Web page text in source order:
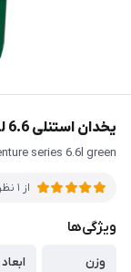
یخدان استنلی 6.6 لیتر
series 6.6l green
از 1 نظر
ویژگی‌ها
وزن
ابعاد